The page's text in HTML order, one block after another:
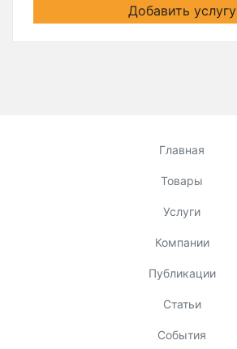
Добавить услугу
Главная
Товары
Услуги
Компании
Публикации
Статьи
События